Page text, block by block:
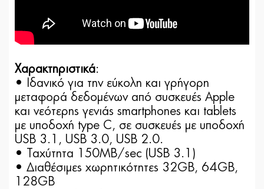
Χαρακτηριστικά:
• Ιδανικό για την εύκολη και γρήγορη
μεταφορά δεδομένων από συσκευές Apple
και νεότερης γενιάς smartphones και tablets
με υποδοχή type C, σε συσκευές με υποδοχή
USB 3.1, USB 3.0, USB 2.0.
• Ταχύτητα 150ΜΒ/sec (USB 3.1)
• Διαθέσιμες χωρητικότητες 32GB, 64GB,
128GB